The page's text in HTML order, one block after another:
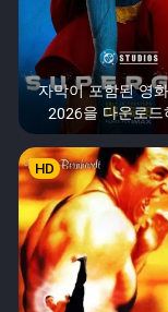
자막이 포함된 영
2026을 다운로드
HD